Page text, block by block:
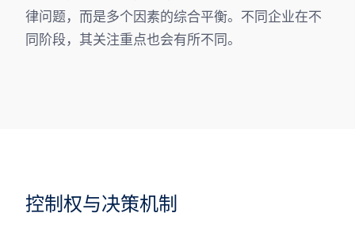
律问题，而是多个因素的综合平衡。不同企业在不
同阶段，其关注重点也会有所不同。
控制权与决策机制